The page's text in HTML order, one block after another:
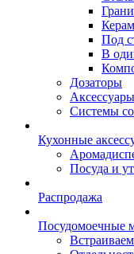
Под
В
Дозаторы
Системы
Кухонные
Посуда и
Распродажа
Посудомоечные